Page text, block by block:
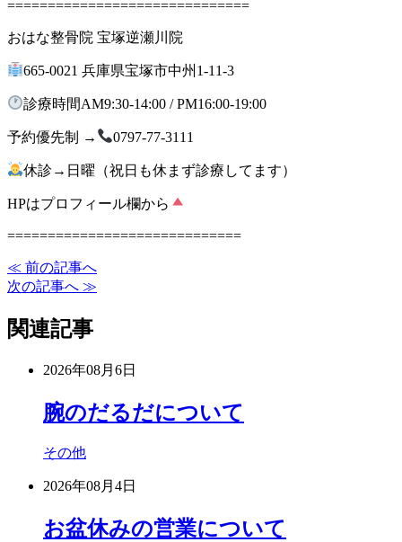
==============================
おはな整骨院 宝塚逆瀬川院
665-0021 兵庫県宝塚市中州1-11-3
診療時間AM9:30-14:00 / PM16:00-19:00
予約優先制 → 0797-77-3111
休診→日曜（祝日も休まず診療してます）
HPはプロフィール欄から
=============================
≪ 前の記事へ
次の記事へ ≫
関連記事
2026年08月6日
腕のだるだについて
その他
2026年08月4日
お盆休みの営業について